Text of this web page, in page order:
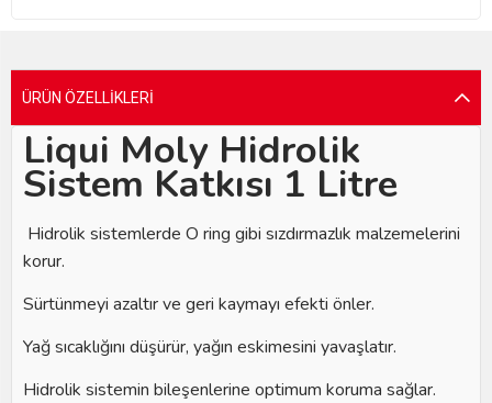
ÜRÜN ÖZELLIKLERI
Liqui Moly Hidrolik
Sistem Katkısı 1 Litre
Hidrolik sistemlerde O ring gibi sızdırmazlık malzemelerini
korur.
Sürtünmeyi azaltır ve geri kaymayı efekti önler.
Yağ sıcaklığını düşürür, yağın eskimesini yavaşlatır.
Hidrolik sistemin bileşenlerine optimum koruma sağlar.